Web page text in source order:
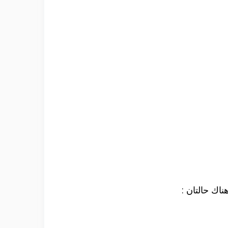
حالتان :